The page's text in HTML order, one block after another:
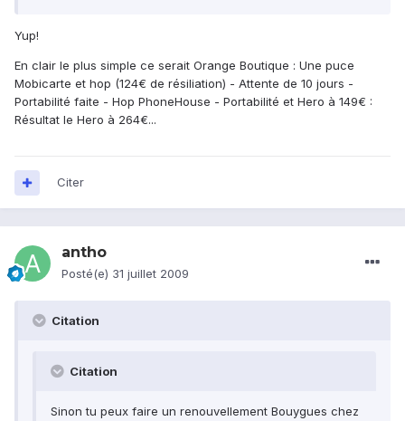
Yup!
En clair le plus simple ce serait Orange Boutique : Une puce
Mobicarte et hop (124€ de résiliation) - Attente de 10 jours -
Portabilité faite - Hop PhoneHouse - Portabilité et Hero à 149€ :
Résultat le Hero à 264€...
Citer
antho
Posté(e) 31 juillet 2009
Citation
Citation
Sinon tu peux faire un renouvellement Bouygues chez